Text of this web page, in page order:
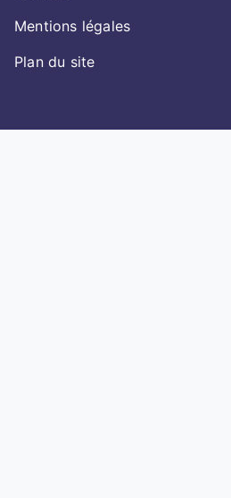
Mentions légales
Plan du site